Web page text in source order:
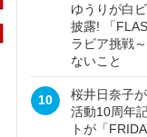
ゆうりが白
披露! 「
ラビア挑戦
ないこと
10
桜井日奈子
活動10周年
トが「